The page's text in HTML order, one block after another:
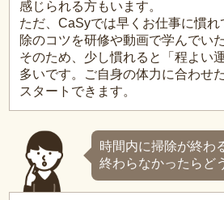
感じられる方もいます。
ただ、CaSyでは早くお仕事に慣
除のコツを研修や動画で学んでい
そのため、少し慣れると「程よい
多いです。ご自身の体力に合わせ
スタートできます。
時間内に掃除が終わ
終わらなかったらど